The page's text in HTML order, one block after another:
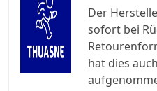
Der
sofort bei
hat dies